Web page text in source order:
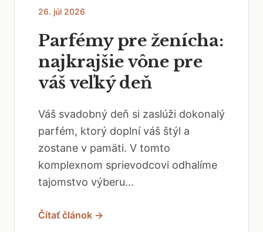
26. júl 2026
Parfémy pre ženícha:
najkrajšie vône pre
váš veľký deň
Váš svadobný deň si zaslúži dokonalý
parfém, ktorý doplní váš štýl a
zostane v pamäti. V tomto
komplexnom sprievodcovi odhalíme
tajomstvo výberu...
Čítať článok →